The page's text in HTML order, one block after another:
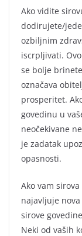
Ako vidite
dodirujete/
ozbiljnim
iscrpljivati.
se bolje
označava
prosperitet.
govedinu u
neočekivane
je zadatak
opasnosti.
Ako vam
najavljuje
sirove
Neki od vaših